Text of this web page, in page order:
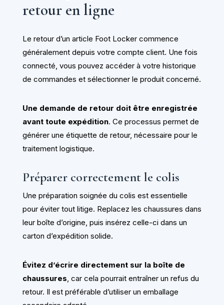
retour en ligne
Le retour d’un article Foot Locker commence
généralement depuis votre compte client. Une fois
connecté, vous pouvez accéder à votre historique
de commandes et sélectionner le produit concerné.
Une demande de retour doit être enregistrée
avant toute expédition. Ce processus permet de
générer une étiquette de retour, nécessaire pour le
traitement logistique.
Préparer correctement le colis
Une préparation soignée du colis est essentielle
pour éviter tout litige. Replacez les chaussures dans
leur boîte d’origine, puis insérez celle-ci dans un
carton d’expédition solide.
Évitez d’écrire directement sur la boîte de
chaussures, car cela pourrait entraîner un refus du
retour. Il est préférable d’utiliser un emballage